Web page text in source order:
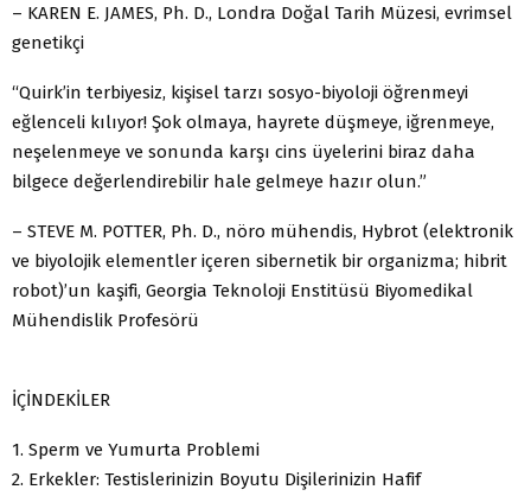
– KAREN E. JAMES, Ph. D., Londra Doğal Tarih Müzesi, evrimsel
genetikçi
“Quirk’in terbiyesiz, kişisel tarzı sosyo-biyoloji öğrenmeyi
eğlenceli kılıyor! Şok olmaya, hayrete düşmeye, iğrenmeye,
neşelenmeye ve sonunda karşı cins üyelerini biraz daha
bilgece değerlendirebilir hale gelmeye hazır olun.”
– STEVE M. POTTER, Ph. D., nöro mühendis, Hybrot (elektronik
ve biyolojik elementler içeren sibernetik bir organizma; hibrit
robot)’un kaşifi, Georgia Teknoloji Enstitüsü Biyomedikal
Mühendislik Profesörü
İÇİNDEKİLER
1. Sperm ve Yumurta Problemi
2. Erkekler: Testislerinizin Boyutu Dişilerinizin Hafif